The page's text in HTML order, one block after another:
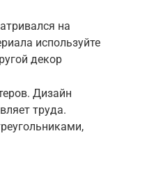
на
используйте
декор
Дизайн
труда.